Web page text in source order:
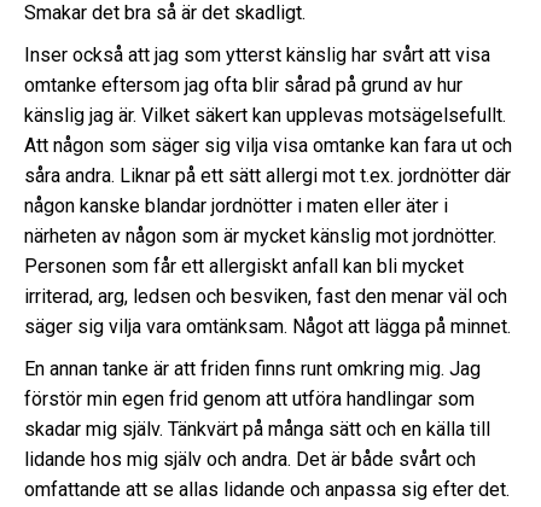
Smakar det bra så är det skadligt.
Inser också att jag som ytterst känslig har svårt att visa
omtanke eftersom jag ofta blir sårad på grund av hur
känslig jag är. Vilket säkert kan upplevas motsägelsefullt.
Att någon som säger sig vilja visa omtanke kan fara ut och
såra andra. Liknar på ett sätt allergi mot t.ex. jordnötter där
någon kanske blandar jordnötter i maten eller äter i
närheten av någon som är mycket känslig mot jordnötter.
Personen som får ett allergiskt anfall kan bli mycket
irriterad, arg, ledsen och besviken, fast den menar väl och
säger sig vilja vara omtänksam. Något att lägga på minnet.
En annan tanke är att friden finns runt omkring mig. Jag
förstör min egen frid genom att utföra handlingar som
skadar mig själv. Tänkvärt på många sätt och en källa till
lidande hos mig själv och andra. Det är både svårt och
omfattande att se allas lidande och anpassa sig efter det.